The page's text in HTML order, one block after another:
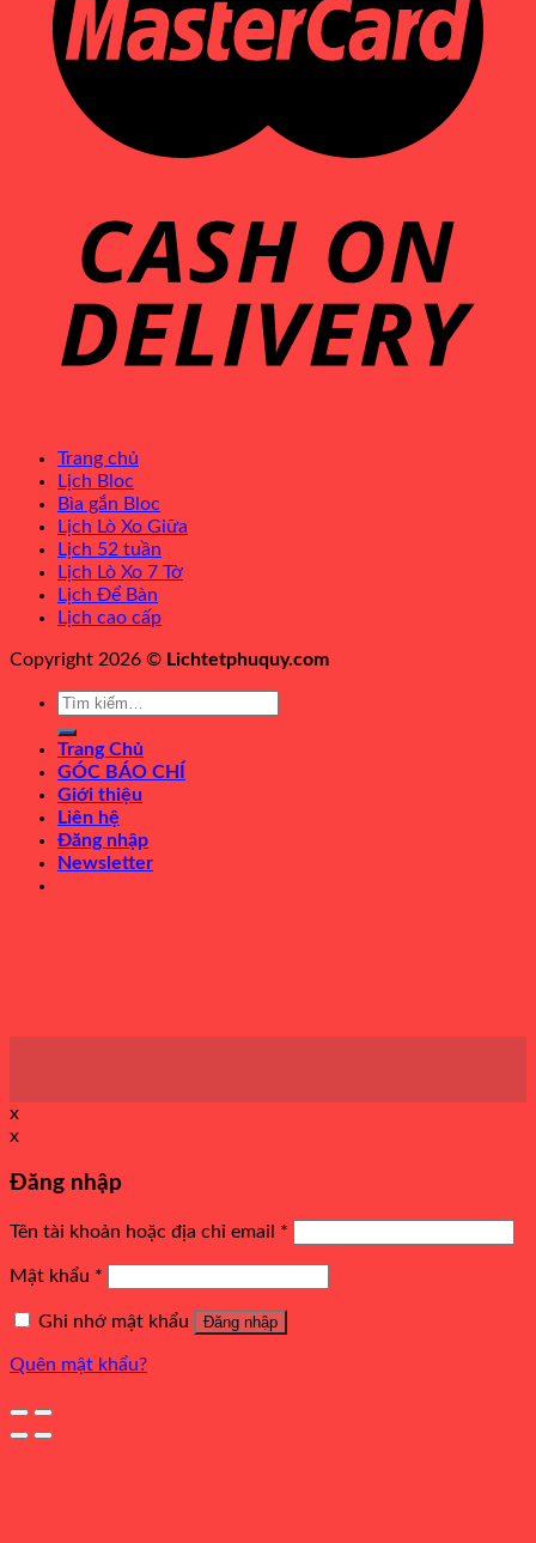
Trang chủ
Lịch Bloc
Bìa gắn Bloc
Lịch Lò Xo Giữa
Lịch 52 tuần
Lịch Lò Xo 7 Tờ
Lịch Để Bàn
Lịch cao cấp
Copyright 2026 © Lichtetphuquy.com
Tìm
Trang Chủ
GÓC BÁO CHÍ
Giới thiệu
Liên hệ
Đăng nhập
Newsletter
x
x
Đăng nhập
Tên tài khoản hoặc địa chỉ email *
Mật khẩu *
Ghi nhớ mật khẩu Đăng nhập
Quên mật khẩu?